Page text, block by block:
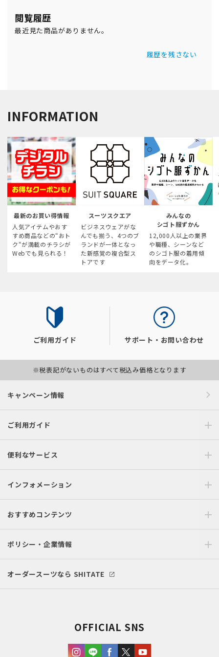
閲覧履歴
最近見た商品がありません。
履歴を残さない
INFORMATION
最新のお買い得情報
人気アイテムやおす
すめ商品などの“おト
ク“が満載のチラシが
Webでも見られる！
スーツスクエア
ビジネスウェアがな
んでも揃う、4つのブ
ランドが一体となっ
た新感覚の複合型ス
トアです
みんなの
シゴト服ずかん
12,000人以上の業界
や職種、シーンなど
のシゴト服の着用傾
向をデータ化。
ご利用ガイド サポート・お問い合わせ
※税表記がないものはすべて税込み価格となります
キャンペーン情報
ご利用ガイド
便利なサービス
インフォメーション
おすすめコンテンツ
ポリシー・企業情報
オーダースーツなら SHITATE
OFFICIAL SNS